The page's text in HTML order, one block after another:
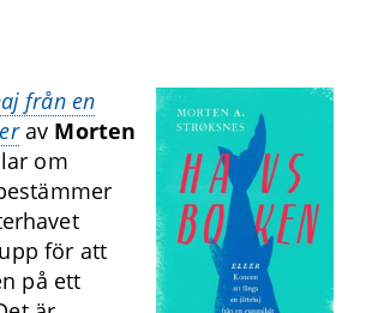
från en
av Morten
om
för att
på ett